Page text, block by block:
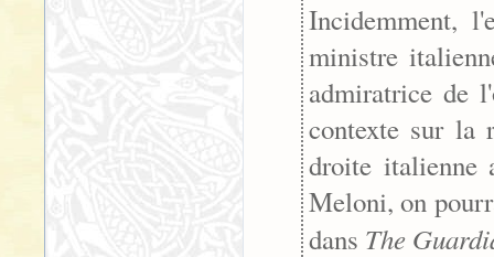
Incidemment,
ministre
admiratrice de
contexte sur la
droite italienne
Meloni, on
dans The